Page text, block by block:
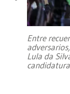
Entre
Lula da
candidatura